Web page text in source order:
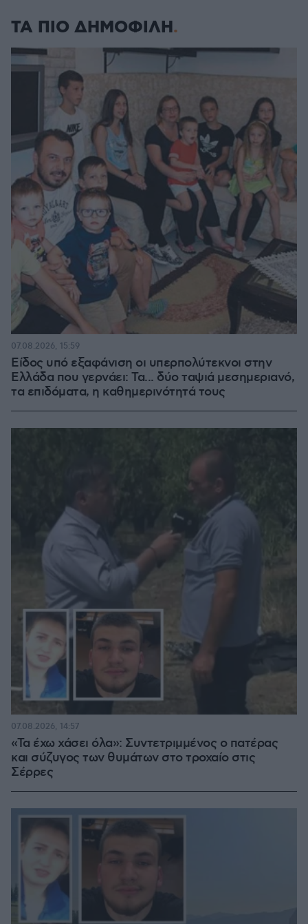
ΤΑ ΠΙΟ ΔΗΜΟΦΙΛΗ
Είδος υπό εξαφάνιση οι υπερπολύτεκνοι στην
Ελλάδα που γερνάει: Τα... δύο ταψιά μεσημεριανό,
τα επιδόματα, η καθημερινότητά τους
07.08.2026, 15:59
«Τα έχω χάσει όλα»: Συντετριμμένος ο πατέρας
και σύζυγος των θυμάτων στο τροχαίο στις
Σέρρες
07.08.2026, 14:57